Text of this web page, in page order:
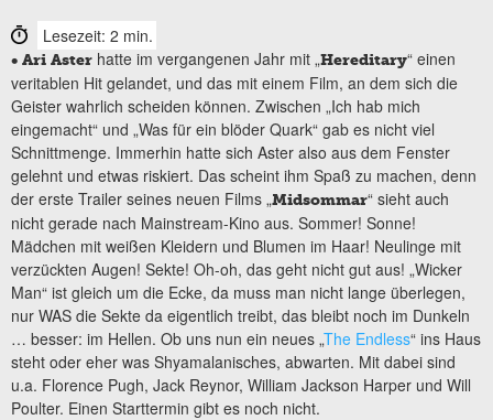
Lesezeit: 2 min.
• Ari Aster hatte im vergangenen Jahr mit „Hereditary“ einen
veritablen Hit gelandet, und das mit einem Film, an dem sich die
Geister wahrlich scheiden können. Zwischen „Ich hab mich
eingemacht“ und „Was für ein blöder Quark“ gab es nicht viel
Schnittmenge. Immerhin hatte sich Aster also aus dem Fenster
gelehnt und etwas riskiert. Das scheint ihm Spaß zu machen, denn
der erste Trailer seines neuen Films „Midsommar“ sieht auch
nicht gerade nach Mainstream-Kino aus. Sommer! Sonne!
Mädchen mit weißen Kleidern und Blumen im Haar! Neulinge mit
verzückten Augen! Sekte! Oh-oh, das geht nicht gut aus! „Wicker
Man“ ist gleich um die Ecke, da muss man nicht lange überlegen,
nur WAS die Sekte da eigentlich treibt, das bleibt noch im Dunkeln
… besser: im Hellen. Ob uns nun ein neues „The Endless“ ins Haus
steht oder eher was Shyamalanisches, abwarten. Mit dabei sind
u.a. Florence Pugh, Jack Reynor, William Jackson Harper und Will
Poulter. Einen Starttermin gibt es noch nicht.